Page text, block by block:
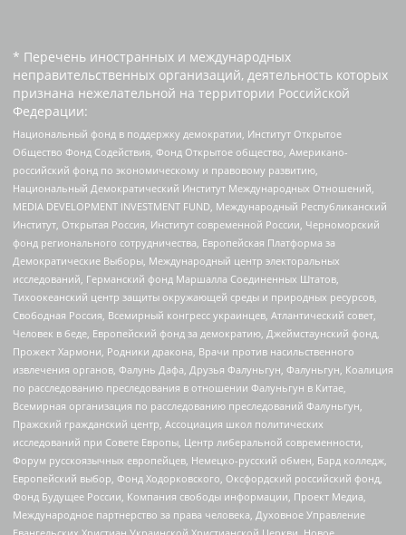
* Перечень иностранных и международных
неправительственных организаций, деятельность которых
признана нежелательной на территории Российской
Федерации:
Национальный фонд в поддержку демократии, Институт Открытое
Общество Фонд Содействия, Фонд Открытое общество, Американо-
российский фонд по экономическому и правовому развитию,
Национальный Демократический Институт Международных Отношений,
MEDIA DEVELOPMENT INVESTMENT FUND, Международный Республиканский
Институт, Открытая Россия, Институт современной России, Черноморский
фонд регионального сотрудничества, Европейская Платформа за
Демократические Выборы, Международный центр электоральных
исследований, Германский фонд Маршалла Соединенных Штатов,
Тихоокеанский центр защиты окружающей среды и природных ресурсов,
Свободная Россия, Всемирный конгресс украинцев, Атлантический совет,
Человек в беде, Европейский фонд за демократию, Джеймстаунский фонд,
Прожект Хармони, Родники дракона, Врачи против насильственного
извлечения органов, Фалунь Дафа, Друзья Фалуньгун, Фалуньгун, Коалиция
по расследованию преследования в отношении Фалуньгун в Китае,
Всемирная организация по расследованию преследований Фалуньгун,
Пражский гражданский центр, Ассоциация школ политических
исследований при Совете Европы, Центр либеральной современности,
Форум русскоязычных европейцев, Немецко-русский обмен, Бард колледж,
Европейский выбор, Фонд Ходорковского, Оксфордский российский фонд,
Фонд Будущее России, Компания свободы информации, Проект Медиа,
Международное партнерство за права человека, Духовное Управление